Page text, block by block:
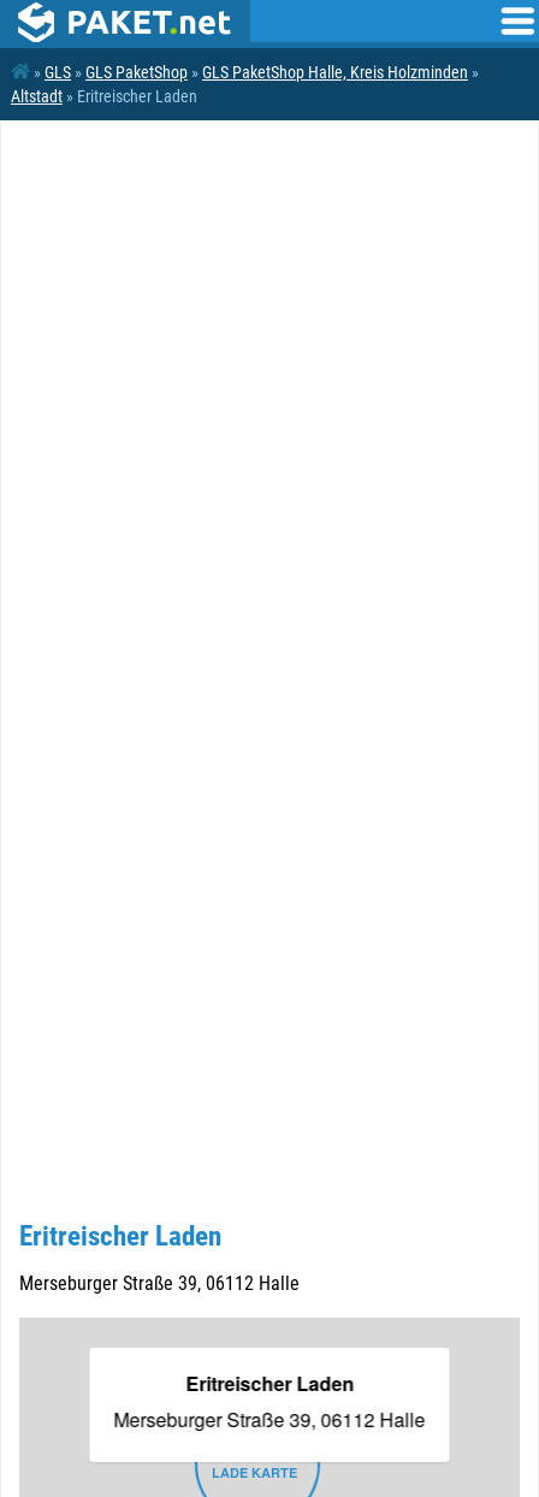
»GLS »GLS PaketShop »GLS PaketShop Halle, Kreis Holzminden »
Altstadt » Eritreischer Laden
Eritreischer Laden
Merseburger Straße 39, 06112 Halle
LADE KARTE
Eritreischer Laden
Merseburger Straße 39, 06112 Halle